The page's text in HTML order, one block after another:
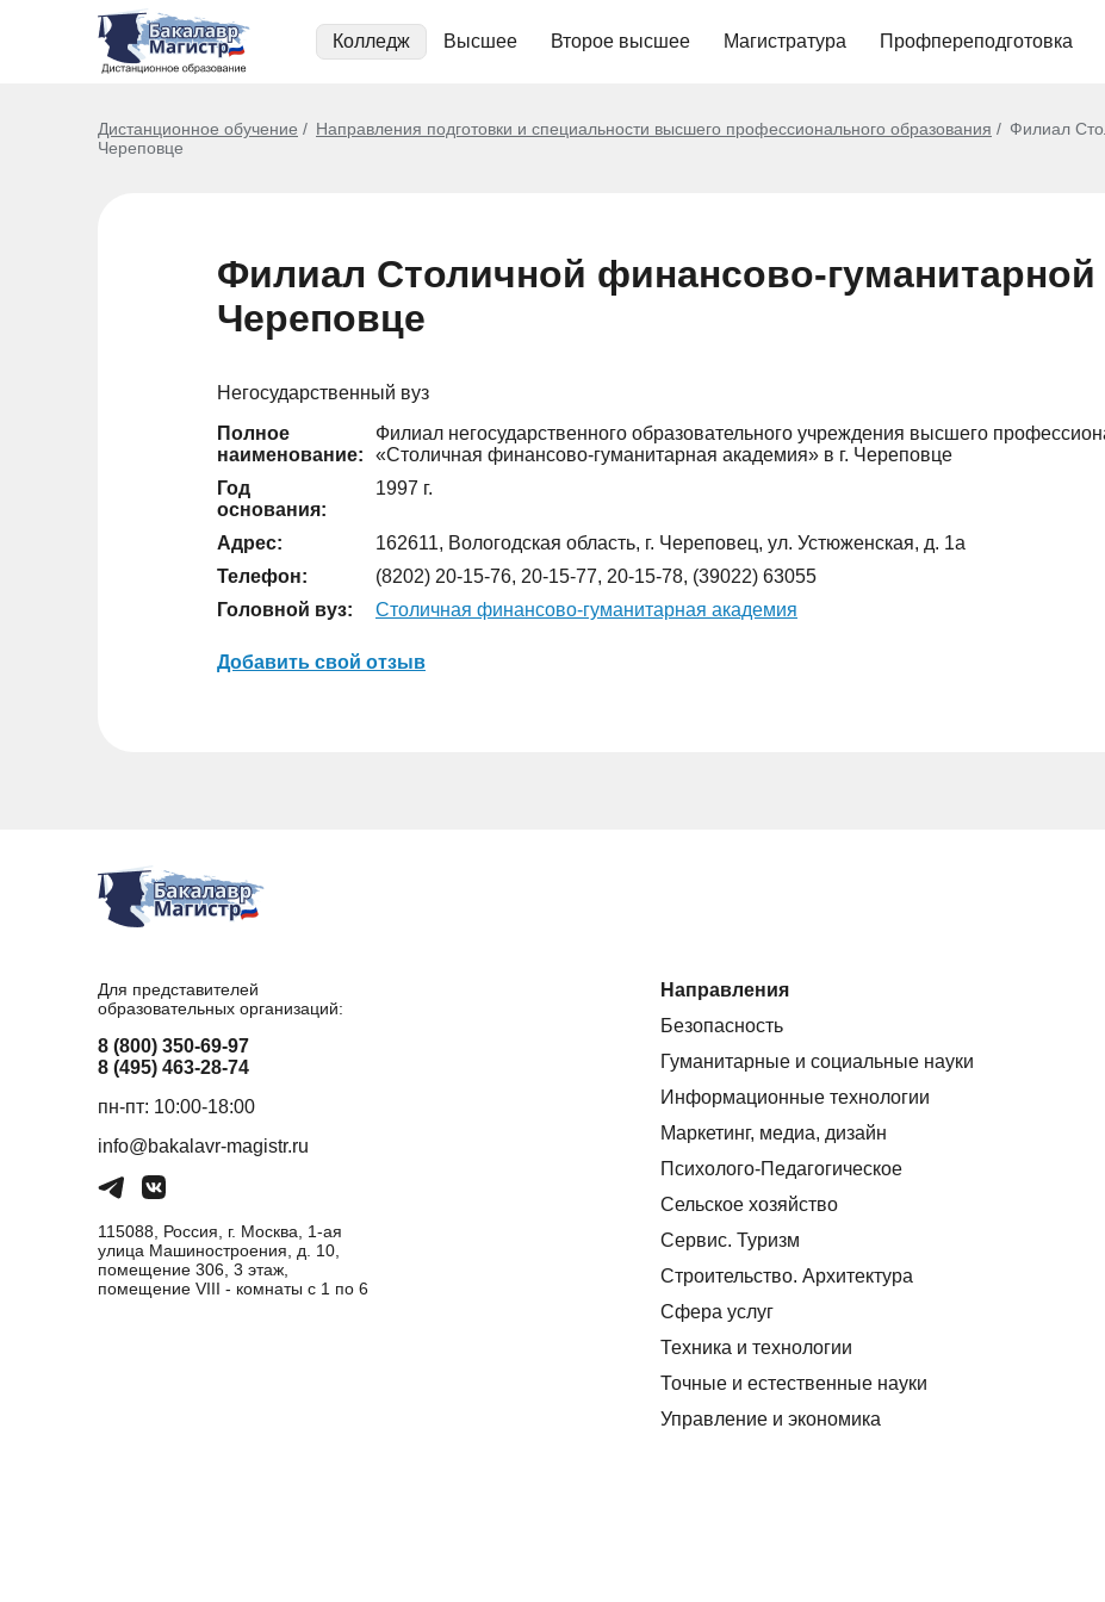
Колледж Высшее Второе высшее Магистратура Профпереподготовка
Дистанционное обучение Направления подготовки и специальности высшего профессионального образования
Филиал
Череповце
Филиал Столичной финансово-гуманитарной
Череповце
Негосударственный вуз
Полное
наименование:
Филиал негосударственного образовательного учреждения высшего
«Столичная финансово-гуманитарная академия» в г. Череповце
Год
основания:
1997 г.
Адрес:
162611, Вологодская область, г. Череповец, ул. Устюженская, д. 1а
Телефон:
(8202) 20-15-76, 20-15-77, 20-15-78, (39022) 63055
Головной вуз:
Столичная финансово-гуманитарная академия
Добавить свой отзыв
Для представителей
образовательных организаций:
8 (800) 350-69-97
8 (495) 463-28-74
пн-пт: 10:00-18:00
info@bakalavr-magistr.ru
115088, Россия, г. Москва, 1-ая
улица Машиностроения, д. 10,
помещение 306, 3 этаж,
помещение VIII - комнаты с 1 по 6
Направления
Безопасность
Гуманитарные и социальные науки
Информационные технологии
Маркетинг, медиа, дизайн
Психолого-Педагогическое
Сельское хозяйство
Сервис. Туризм
Строительство. Архитектура
Сфера услуг
Техника и технологии
Точные и естественные науки
Управление и экономика